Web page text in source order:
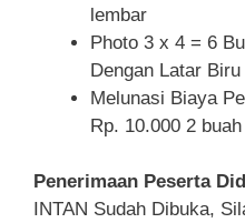
lembar
Photo 3 x 4 = 6
Dengan Latar
Melunasi Biaya
Rp. 10.000 2 buah
Penerimaan Peserta
INTAN Sudah Dibuka,